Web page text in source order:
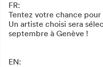
FR:
Tentez votre chance
Un artiste choisi sera
septembre à Genève !
EN: